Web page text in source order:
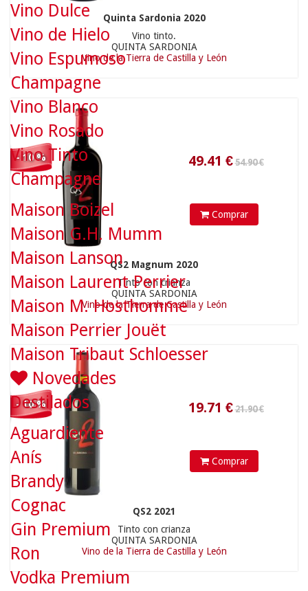
Quinta Sardonia 2020
Vino tinto.
QUINTA SARDONIA
Vino de la Tierra de Castilla y León
- 10 %
49.41€
Comprar
QS2 Magnum 2020
Tinto con crianza
QUINTA SARDONIA
Vino de la Tierra de Castilla y León
- 10 %
Comprar
QS2 2021
Tinto con crianza
QUINTA SARDONIA
Vino de la Tierra de Castilla y León
Vino Dulce
Vino de Hielo
Vino Espumoso
Champagne
Vino Blanco
Vino Rosado
Vino Tinto
Champagne
Maison Boizel
Maison G.H. Mumm
Maison Lanson
Maison Laurent Perrier
Maison M. Hosthomme
Maison Perrier Jouët
Maison Tribaut Schloesser
Novedades
Destilados
Aguardiente
Anís
Brandy
Cognac
Gin Premium
Ron
Vodka Premium